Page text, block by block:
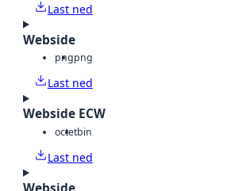
Last ned
Webside
pngpng
Last ned
Webside ECW
octetbin
Last ned